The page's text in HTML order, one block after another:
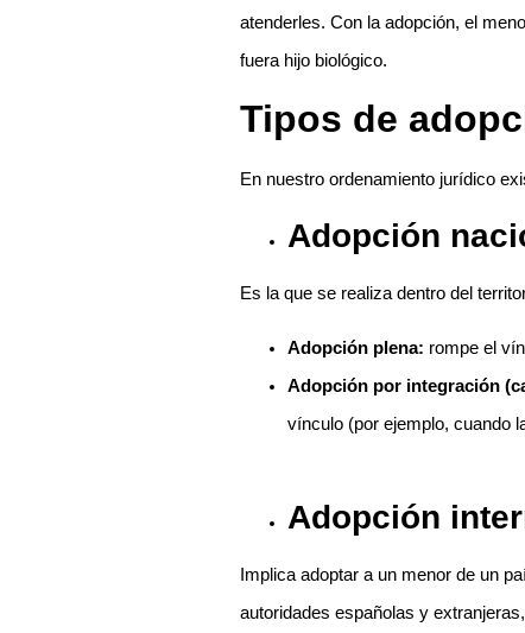
atenderles. Con la adopción, el
fuera hijo biológico.
Tipos de
En nuestro ordenamiento jurídico
Adopción
Es la que se realiza dentro del
Adopción plena: rompe el
Adopción por integración
vínculo (por ejemplo, cuando
Adopción
Implica adoptar a un menor de un
autoridades españolas y